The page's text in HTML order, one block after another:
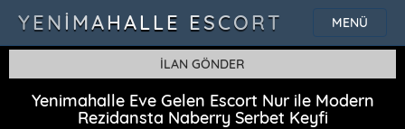
MENÜ
YENIMAHALLE ESCORT
İLAN GÖNDER
Yenimahalle Eve Gelen Escort Nur ile Modern
Rezidansta Naberry Serbet Keyfi